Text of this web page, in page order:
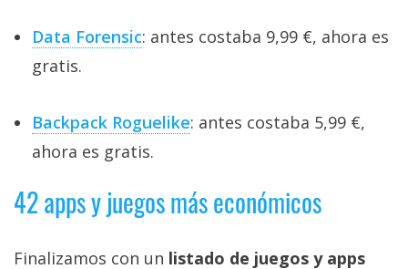
Data Forensic: antes costaba 9,99 €, ahora es
gratis.
Backpack Roguelike: antes costaba 5,99 €,
ahora es gratis.
42 apps y juegos más económicos
Finalizamos con un listado de juegos y apps